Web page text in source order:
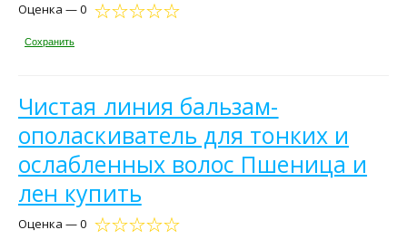
Оценка — 0
Сохранить
Чистая линия бальзам-
ополаскиватель для тонких и
ослабленных волос Пшеница и
лен купить
Оценка — 0